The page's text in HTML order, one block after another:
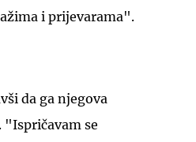
i prijevarama".
da ga njegova
"Ispričavam se